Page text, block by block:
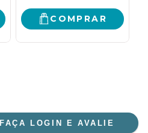
COMPRAR
FAÇA LOGIN E AVALIE